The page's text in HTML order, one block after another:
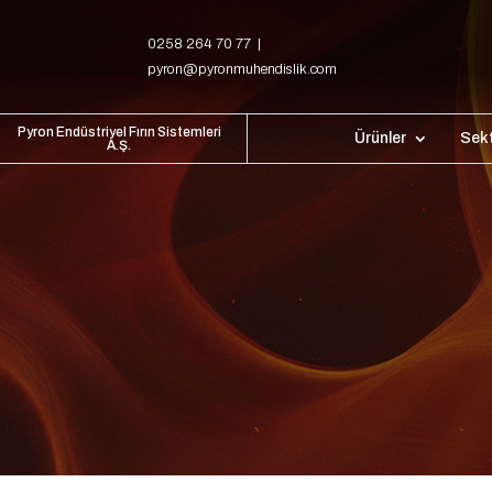
0258 264 70 77 |
pyron@pyronmuhendislik.com
Pyron Endüstriyel Fırın Sistemleri
A.Ş.
Ürünler